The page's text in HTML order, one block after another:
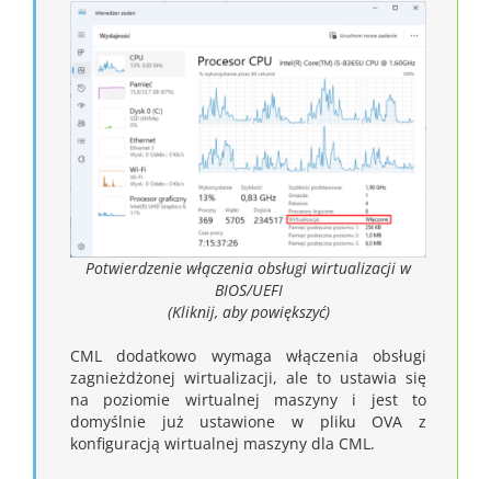
Potwierdzenie włączenia obsługi wirtualizacji w
BIOS/UEFI
(Kliknij, aby powiększyć)
CML dodatkowo wymaga włączenia obsługi
zagnieżdżonej wirtualizacji, ale to ustawia się
na poziomie wirtualnej maszyny i jest to
domyślnie już ustawione w pliku OVA z
konfiguracją wirtualnej maszyny dla CML.